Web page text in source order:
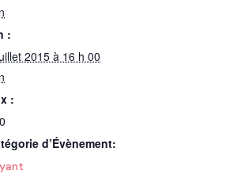
:
2015 à 16 h 00
:
d’Évènement: